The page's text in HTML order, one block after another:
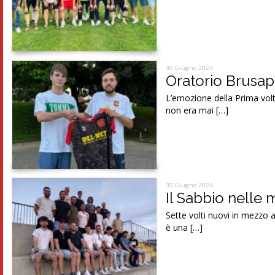
30 Giugno 2024
Oratorio
L’emozione della Prima
non era mai […]
30 Giugno 2024
Il Sabbio nelle
Sette volti nuovi in mezzo
è una […]